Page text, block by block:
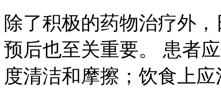
除了积极的药物治疗外
预后也至关重要。 患者
度清洁和摩擦；饮食上